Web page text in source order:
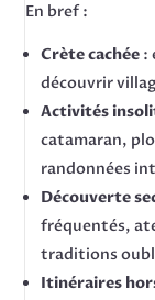
En bref :
Crète cachée :
découvrir
Activités
catamaran,
randonnées
Découverte
fréquentés,
traditions
Itinéraires